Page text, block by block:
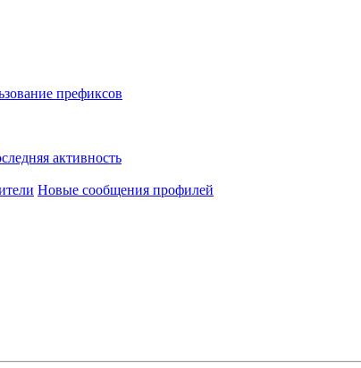
префиксов
активность
Новые сообщения профилей